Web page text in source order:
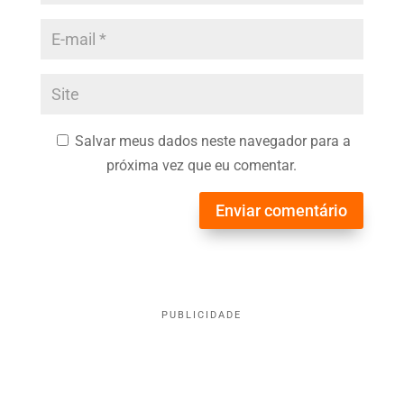
Salvar meus dados neste navegador para a
próxima vez que eu comentar.
Enviar comentário
PUBLICIDADE